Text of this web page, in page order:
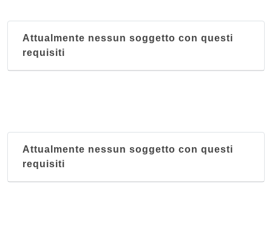
Attualmente nessun soggetto con questi
requisiti
Attualmente nessun soggetto con questi
requisiti